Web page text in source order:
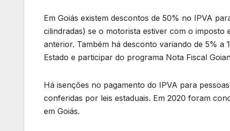
Em Goiás existem descontos de 50% no IPVA
cilindradas) se o motorista estiver com o
anterior. Também há desconto variando de 5%
Estado e participar do programa Nota Fiscal
Há isenções no pagamento do IPVA para
conferidas por leis estaduais. Em 2020 foram
em Goiás.